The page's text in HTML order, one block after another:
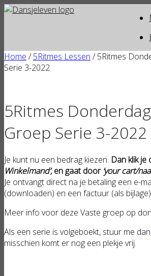
Ga
Home /5Ritmes Lessen / 5Ritmes
Serie 3-2022
5Ritmes
Groep Serie 3-2022
Je kunt nu een bedrag kiezen. Dan klik je
Winkelmand’,en gaat door ‘your cart/
Je ontvangt direct na je betaling een e-
(downloaden) en een factuur (als
Meer info voor deze Vaste groep op
Als een serie is volgeboekt, stuur me dan
misschien komt er nog een plekje vrij.